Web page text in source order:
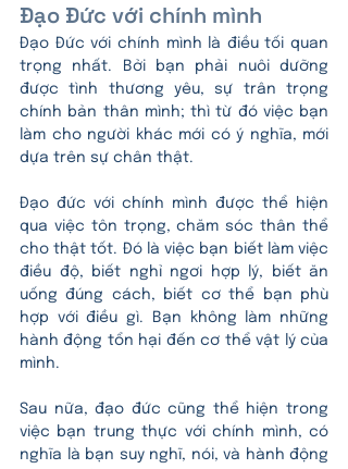
Đạo Đức với chính mình
Đạo Đức với chính mình là điều tối quan
trọng nhất. Bởi bạn phải nuôi dưỡng
được tình thương yêu, sự trân trọng
chính bản thân mình; thì từ đó việc bạn
làm cho người khác mới có ý nghĩa, mới
dựa trên sự chân thật.
Đạo đức với chính mình được thể hiện
qua việc tôn trọng, chăm sóc thân thể
cho thật tốt. Đó là việc bạn biết làm việc
điều độ, biết nghỉ ngơi hợp lý, biết ăn
uống đúng cách, biết cơ thể bạn phù
hợp với điều gì. Bạn không làm những
hành động tổn hại đến cơ thể vật lý của
mình.
Sau nữa, đạo đức cũng thể hiện trong
việc bạn trung thực với chính mình, có
nghĩa là bạn suy nghĩ, nói, và hành động